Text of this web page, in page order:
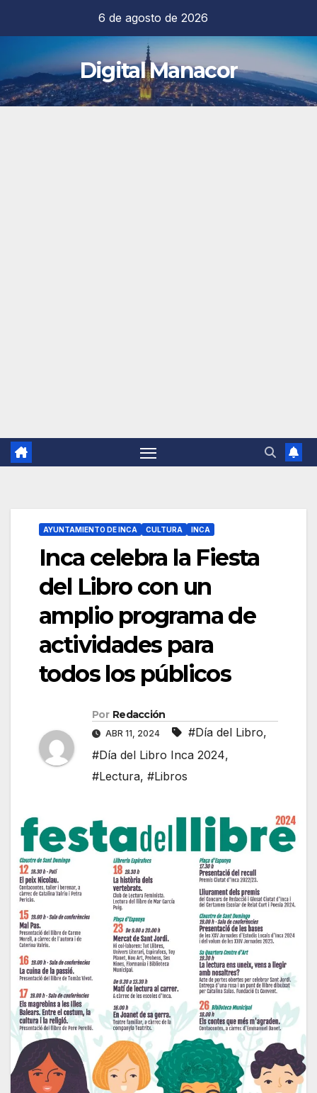
contenido
6 de agosto de 2026
Digital Manacor
AYUNTAMIENTO DE INCA CULTURA INCA
Inca celebra la Fiesta
del Libro con un
amplio programa de
actividades para
todos los públicos
Por Redacción
ABR 11, 2024 #Día del Libro,
#Día del Libro Inca 2024,
#Lectura, #Libros